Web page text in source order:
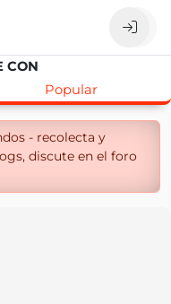
CON
Popular
- recolecta y
discute en el foro